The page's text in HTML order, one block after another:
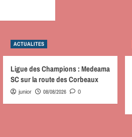
ACTUALITES
Ligue des Champions : Medeama
SC sur la route des Corbeaux
junior 08/08/2026 0